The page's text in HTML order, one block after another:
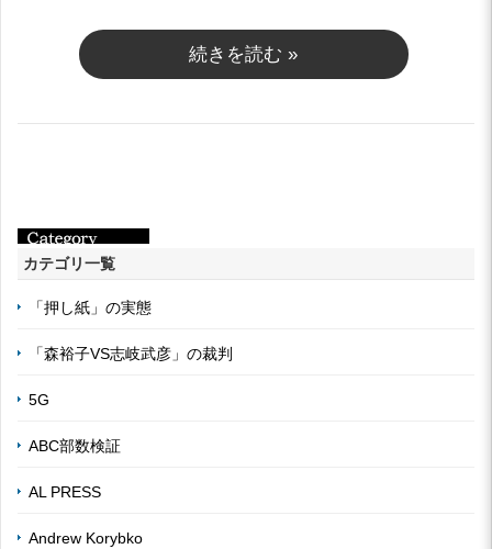
続きを読む »
カテゴリ一覧
「押し紙」の実態
「森裕子VS志岐武彦」の裁判
5G
ABC部数検証
AL PRESS
Andrew Korybko